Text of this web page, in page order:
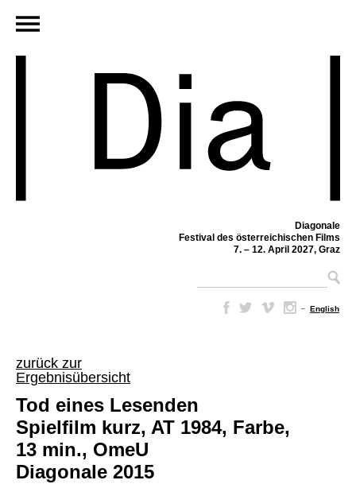
Diagonale
Festival des österreichischen Films
7. – 12. April 2027, Graz
– English
zurück zur
Ergebnisübersicht
Tod eines Lesenden
Spielfilm kurz, AT 1984, Farbe,
13 min., OmeU
Diagonale 2015